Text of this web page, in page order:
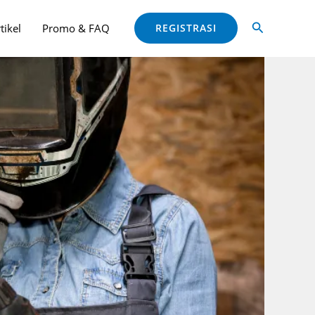
Promo & FAQ REGISTRASI Cari
sama! Close